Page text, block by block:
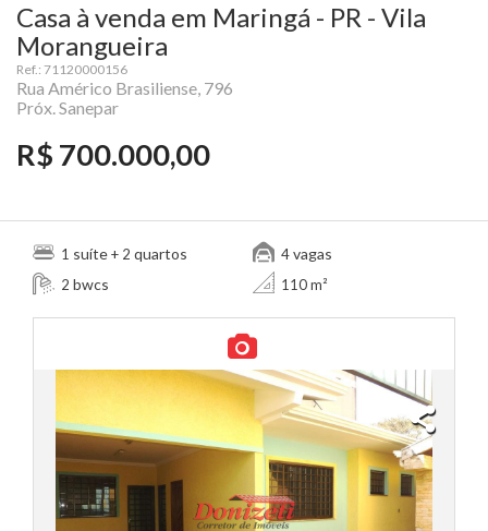
Casa à venda em Maringá - PR - Vila
Morangueira
Ref.: 71120000156
Rua Américo Brasiliense, 796
Próx. Sanepar
R$ 700.000,00
1 suíte + 2 quartos
2 bwcs
4vagas
110 m²